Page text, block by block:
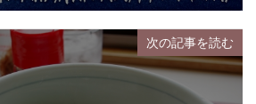
次の記事を読む